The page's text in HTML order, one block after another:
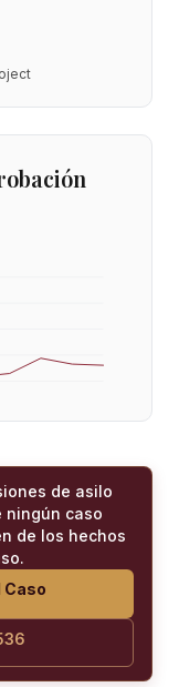
de asilo
ningún caso
de los hechos
Caso